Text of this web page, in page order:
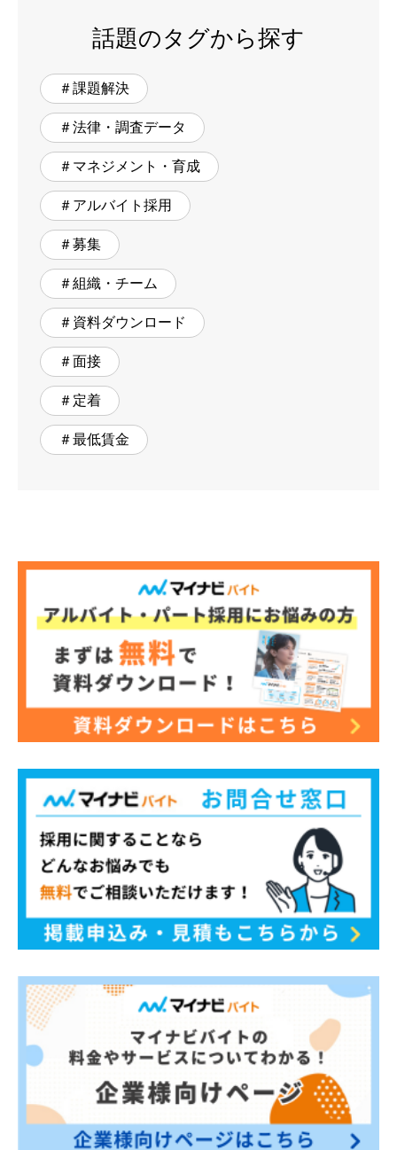
話題のタグから探す
＃課題解決
＃法律・調査データ
＃マネジメント・育成
＃アルバイト採用
＃募集
＃組織・チーム
＃資料ダウンロード
＃面接
＃定着
＃最低賃金